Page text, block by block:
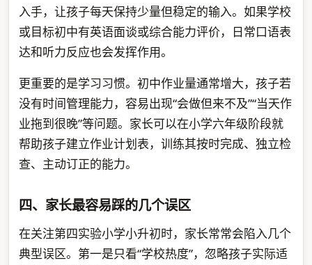
入手，让孩子每天保持少量但稳定的输入。如果学校
或目标初中有英语面谈或综合能力评价，日常口语表
达和听力反应也会发挥作用。
更重要的是学习习惯。初中作业量通常增大，孩子若
没有时间管理能力，容易出现“会做但来不及”“当天作
业拖到很晚”等问题。家长可以在小学六年级阶段就
帮助孩子建立作业计划表，训练其按时完成、独立检
查、主动订正的能力。
四、家长最容易踩的几个误区
在关注第四实验小学小升初时，家长常常会陷入几个
典型误区。第一是只看“学校热度”，忽略孩子实际适